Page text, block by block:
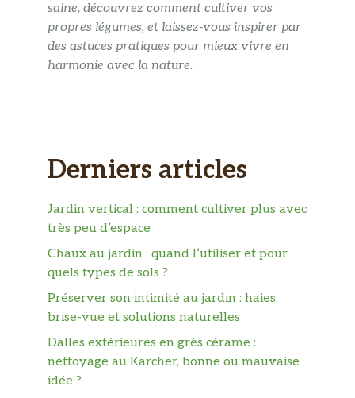
saine, découvrez comment cultiver vos
propres légumes, et laissez-vous inspirer par
des astuces pratiques pour mieux vivre en
harmonie avec la nature.
Derniers articles
Jardin vertical : comment cultiver plus avec
très peu d’espace
Chaux au jardin : quand l’utiliser et pour
quels types de sols ?
Préserver son intimité au jardin : haies,
brise-vue et solutions naturelles
Dalles extérieures en grès cérame :
nettoyage au Karcher, bonne ou mauvaise
idée ?